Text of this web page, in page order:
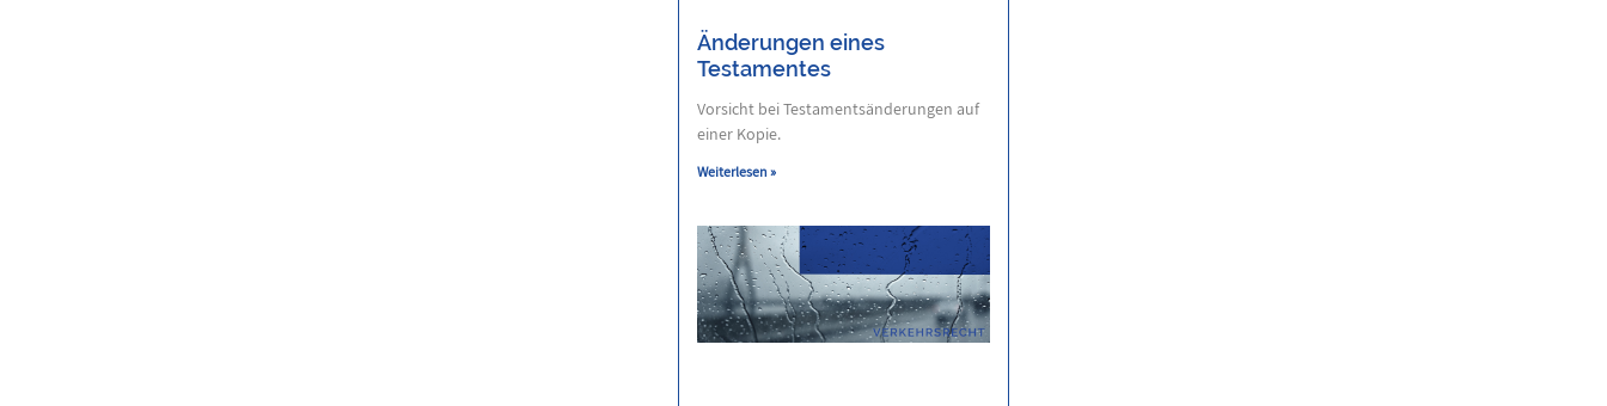
Änderungen eines
Testamentes
Vorsicht bei Testamentsänderungen auf
einer Kopie.
Weiterlesen »